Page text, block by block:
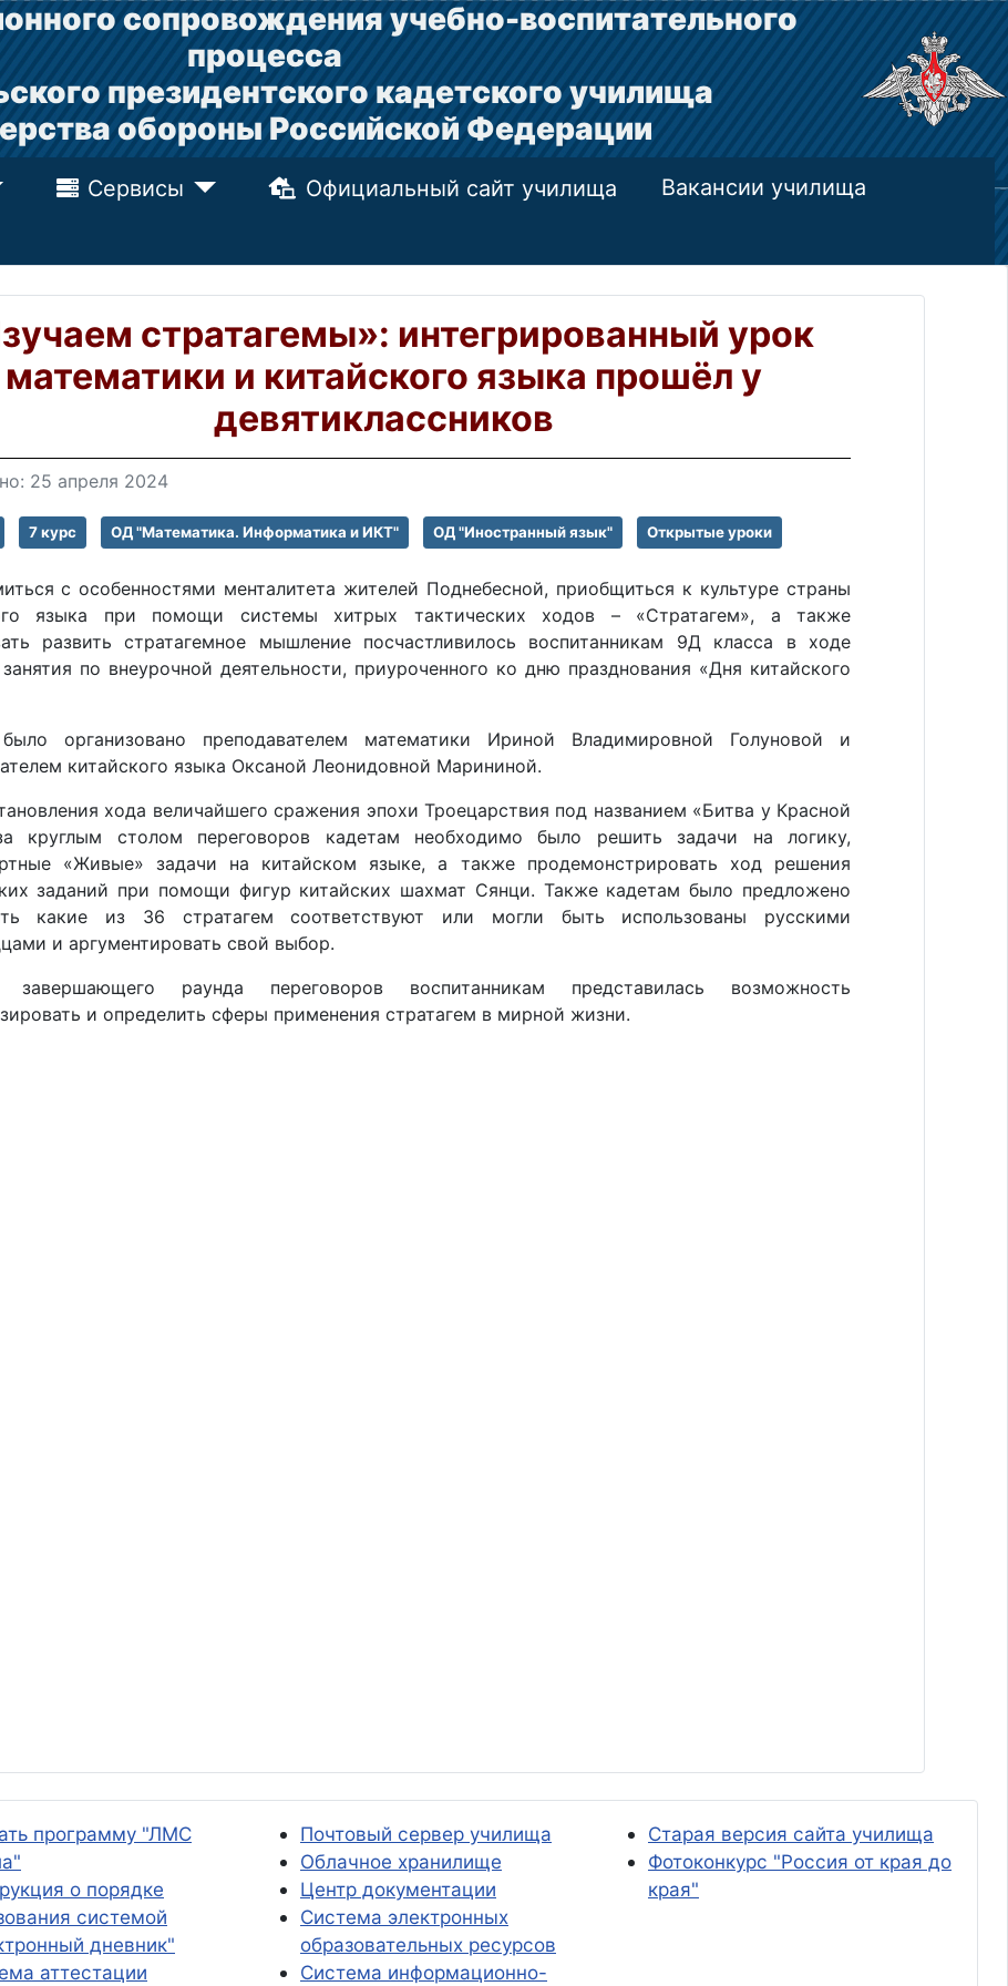
сопровождения учебно-воспитательного
процесса
президентского кадетского училища
обороны Российской Федерации
Сервисы Официальный сайт училища Вакансии училища
стратагемы»: интегрированный урок
математики и китайского языка прошёл у
девятиклассников
25 апреля 2024
7 курс ОД "Математика. Информатика и ИКТ" ОД "Иностранный язык" Открытые уроки
с особенностями менталитета жителей Поднебесной, приобщиться к культуре страны
языка при помощи системы хитрых тактических ходов – «Стратагем», а также
развить стратагемное мышление посчастливилось воспитанникам 9Д класса в ходе
занятия по внеурочной деятельности, приуроченного ко дню празднования «Дня китайского
организовано преподавателем математики Ириной Владимировной Голуновой и
китайского языка Оксаной Леонидовной Марининой.
хода величайшего сражения эпохи Троецарствия под названием «Битва у Красной
круглым столом переговоров кадетам необходимо было решить задачи на логику,
«Живые» задачи на китайском языке, а также продемонстрировать ход решения
заданий при помощи фигур китайских шахмат Сянци. Также кадетам было предложено
какие из 36 стратагем соответствуют или могли быть использованы русскими
и аргументировать свой выбор.
раунда переговоров воспитанникам представилась возможность
и определить сферы применения стратагем в мирной жизни.
программу "ЛМС
о порядке
системой
дневник"
аттестации
Почтовый сервер училища
Облачное хранилище
Центр документации
Система электронных
образовательных ресурсов
Система информационно-
Старая версия сайта училища
Фотоконкурс "Россия от края до
края"